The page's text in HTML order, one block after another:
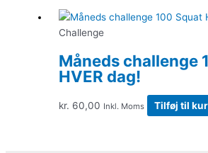
Challenge
Måneds challenge
HVER dag!
kr. 60,00 Inkl. Moms Tilføj til